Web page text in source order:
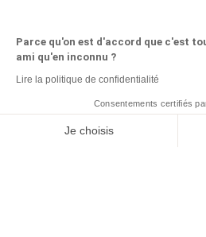
Parce qu'on est d'accord que c'est
ami qu'en inconnu ?
Lire la politique de confidentialité
Consentements certifiés
Je choisis
Vie de Famille
Vivre au Travail
Les Partenaires Mieux Vivre au Quotidien